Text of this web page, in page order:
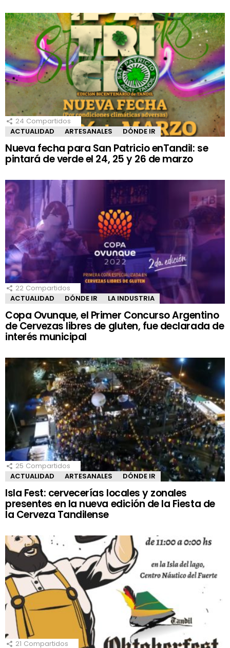
24 Compartidos
ACTUALIDAD
ARTESANALES DÓNDE IR
Nueva fecha para San Patricio enTandil: se
pintará de verde el 24, 25 y 26 de marzo
22 Compartidos
ACTUALIDAD
DÓNDE IR LA INDUSTRIA
Copa Ovunque, el Primer Concurso Argentino
de Cervezas libres de gluten, fue declarada de
interés municipal
25 Compartidos
ACTUALIDAD
ARTESANALES DÓNDE IR
Isla Fest: cervecerías locales y zonales
presentes en la nueva edición de la Fiesta de
la Cerveza Tandilense
21 Compartidos